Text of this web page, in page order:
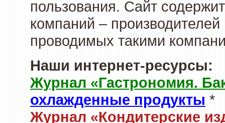
пользования. Сайт
компаний –
проводимых такими
Наши интернет-ресурсы:
Журнал «Гастрономия.
охлажденные продукты *
Журнал «Кондитерские